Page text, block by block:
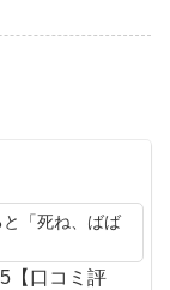
「死ね、ばば
【口コミ評